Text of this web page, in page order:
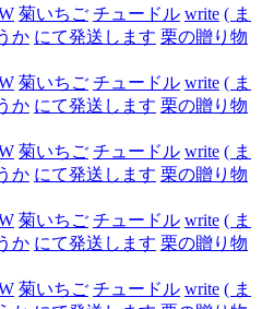
菊いちご チュードル write ( ま
か にて発送します 栗の贈り物
菊いちご チュードル write ( ま
か にて発送します 栗の贈り物
菊いちご チュードル write ( ま
か にて発送します 栗の贈り物
菊いちご チュードル write ( ま
か にて発送します 栗の贈り物
菊いちご チュードル write ( ま